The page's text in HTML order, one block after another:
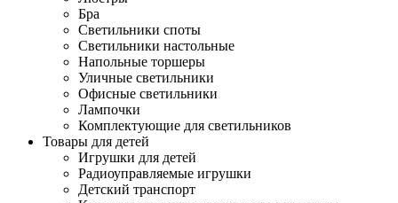
Бра
Светильники споты
Светильники настольные
Напольные торшеры
Уличные светильники
Офисные светильники
Лампочки
Комплектующие для светильников
Товары для детей
Игрушки для детей
Радиоуправляемые игрушки
Детский транспорт